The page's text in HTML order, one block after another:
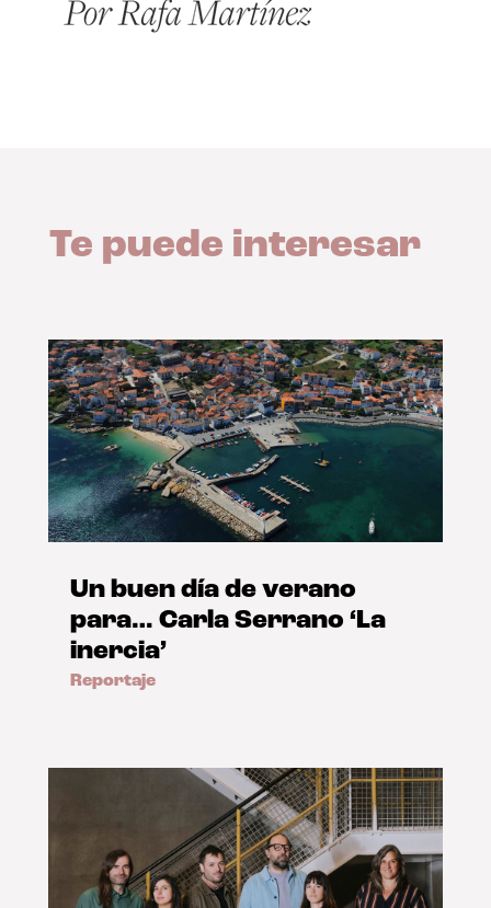
Te puede interesar
Un buen día de verano
para… Carla Serrano ‘La
inercia’
Reportaje